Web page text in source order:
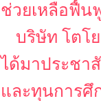
ช่วยเหลือฟื้น
บริษัท โตโ
ได้มาประชา
และทุนการศึ